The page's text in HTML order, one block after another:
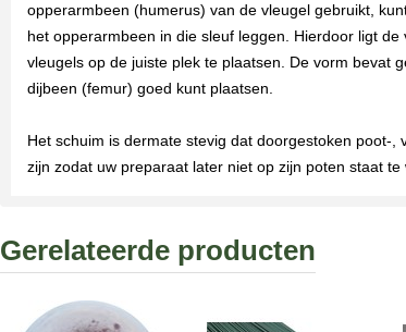
opperarmbeen (humerus) van de vleugel gebruikt,
het opperarmbeen in die sleuf leggen. Hierdoor ligt
vleugels op de juiste plek te plaatsen. De vorm bevat
dijbeen (femur) goed kunt plaatsen.
Het schuim is dermate stevig dat doorgestoken poot-
zijn zodat uw preparaat later niet op zijn poten staat te
Gerelateerde producten